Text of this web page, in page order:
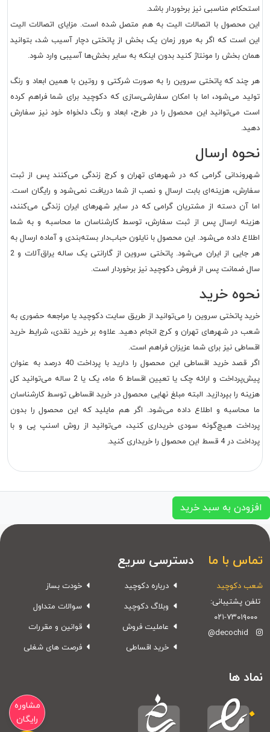
استحکام مناسبی نیز برخوردار باشد.
این محصول با اتصالات الیت به هم متصل شده است. مزایای اتصالات الیت
این است که اگر به مرور زمان یک بخش از پاتختی دچار آسیب شد، بتوانید
همان بخش را مونتاژ کنید بدون اینکه به سایر بخش‌ها آسیبی وارد شود.
هر چند که پاتختی سروین را به صورت شرکتی و روتین با همین ابعاد و رنگ
تولید می‌شود، اما با امکان سفارشی‌سازی که دکوچید برای شما فراهم کرده
است می‌توانید این محصول را در طرح، ابعاد و رنگ دلخواه خود نیز سفارش
دهید.
نحوه ارسال
شهروندانی گرامی که در شهرهای تهران و کرج زندگی می‌کنند پس از ثبت
سفارش، هزینه‌ای بابت ارسال و نصب از شما دریافت نمی‌شود و رایگان است.
اما آن دسته از مشتریان گرامی که در سایر شهرهای ایران زندگی می‌کنند،
هزینه ارسال پس از ثبت سفارش، توسط کارشناسان ما محاسبه و به شما
اطلاع داده می‌شود. این محصول با نایلون حباب‌دار بسته‌بندی و آماده ارسال به
هر جایی از ایران می‌شود. پاتختی سروین از گارانتی یک ساله یراق‌آلات و 2
سال ضمانت پس از فروش دکوچید نیز برخوردار است.
نحوه خرید
خرید پاتختی سروین را می‌توانید از طریق سایت دکوچید یا مراجعه حضوری به
شعب در شهرهای تهران و کرج انجام دهید. علاوه بر خرید نقدی، شرایط خرید
اقساطی نیز برای شما عزیزان فراهم است.
اگر قصد خرید اقساطی این محصول را دارید با پرداخت 40 درصد به عنوان
پیش‌پرداخت و ارائه چک یا تعیین اقساط 6 ماه، یک یا 2 ساله می‌توانید کل
هزینه را بپردازید. البته مبلغ نهایی محصول در خرید اقساطی توسط کارشناسان
ما محاسبه و اطلاع داده می‌شود. اگر هم مایلید که این محصول را بدون
پرداخت هیچ‌گونه سودی خریداری کنید، می‌توانید از روش اسنپ پی و با
پرداخت در 4 قسط این محصول را خریداری کنید.
افزودن به سبد خرید
تماس با ما
شعب دکوچید
تلفن پشتیبانی:
۰۲۱-۷۳۰۱۹۰۰۰
@decochid
دسترسی سریع
درباره دکوچید
وبلاگ دکوچید
عاملیت فروش
خرید اقساطی
خودت بساز
سوالات متداول
قوانین و مقررات
فرصت های شغلی
نماد ها
مشاوره
رایگان